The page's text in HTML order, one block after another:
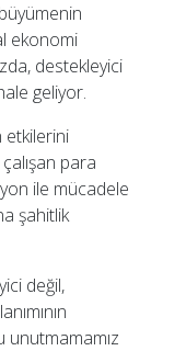
ekonomi
destekleyici
geliyor.
etkilerini
para
ile mücadele
şahitlik
değil,
unutmamamız